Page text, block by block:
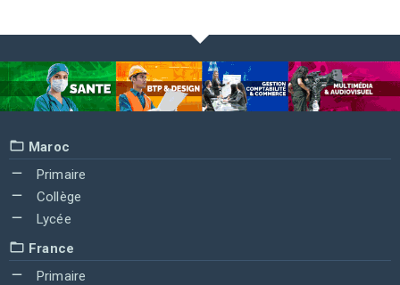
Maroc
Primaire
Collège
Lycée
France
Primaire